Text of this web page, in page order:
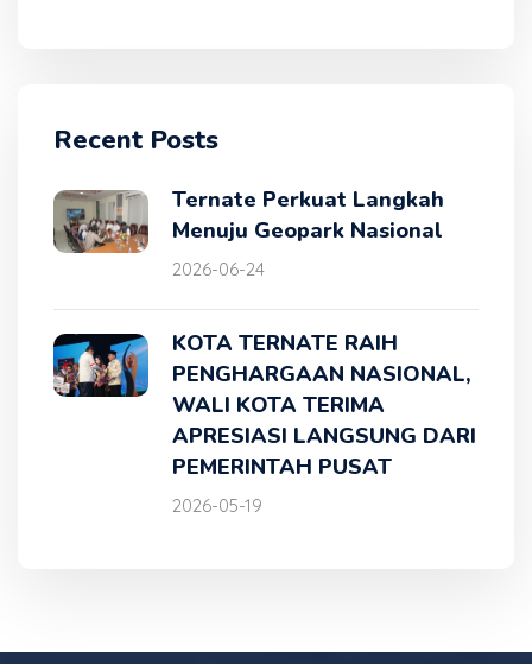
Recent Posts
Ternate Perkuat Langkah
Menuju Geopark Nasional
2026-06-24
KOTA TERNATE RAIH
PENGHARGAAN NASIONAL,
WALI KOTA TERIMA
APRESIASI LANGSUNG DARI
PEMERINTAH PUSAT
2026-05-19